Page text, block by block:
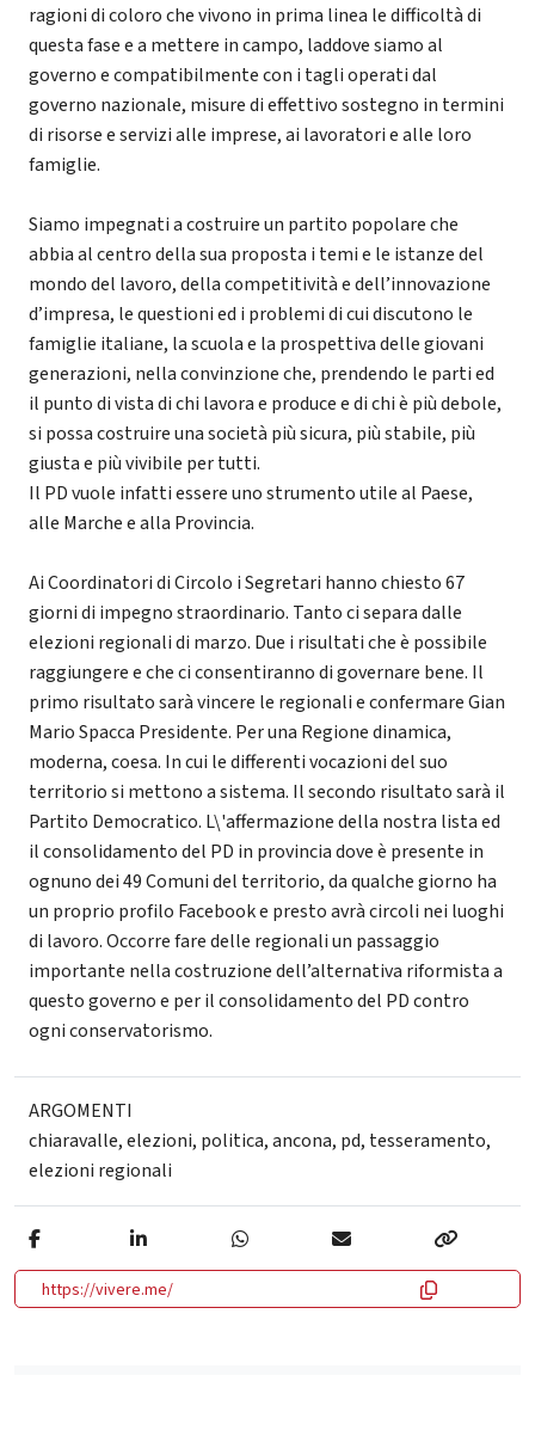
ragioni di coloro che vivono in prima linea le difficoltà di
questa fase e a mettere in campo, laddove siamo al
governo e compatibilmente con i tagli operati dal
governo nazionale, misure di effettivo sostegno in termini
di risorse e servizi alle imprese, ai lavoratori e alle loro
famiglie.
Siamo impegnati a costruire un partito popolare che
abbia al centro della sua proposta i temi e le istanze del
mondo del lavoro, della competitività e dell’innovazione
d’impresa, le questioni ed i problemi di cui discutono le
famiglie italiane, la scuola e la prospettiva delle giovani
generazioni, nella convinzione che, prendendo le parti ed
il punto di vista di chi lavora e produce e di chi è più debole,
si possa costruire una società più sicura, più stabile, più
giusta e più vivibile per tutti.
Il PD vuole infatti essere uno strumento utile al Paese,
alle Marche e alla Provincia.
Ai Coordinatori di Circolo i Segretari hanno chiesto 67
giorni di impegno straordinario. Tanto ci separa dalle
elezioni regionali di marzo. Due i risultati che è possibile
raggiungere e che ci consentiranno di governare bene. Il
primo risultato sarà vincere le regionali e confermare Gian
Mario Spacca Presidente. Per una Regione dinamica,
moderna, coesa. In cui le differenti vocazioni del suo
territorio si mettono a sistema. Il secondo risultato sarà il
Partito Democratico. L\'affermazione della nostra lista ed
il consolidamento del PD in provincia dove è presente in
ognuno dei 49 Comuni del territorio, da qualche giorno ha
un proprio profilo Facebook e presto avrà circoli nei luoghi
di lavoro. Occorre fare delle regionali un passaggio
importante nella costruzione dell’alternativa riformista a
questo governo e per il consolidamento del PD contro
ogni conservatorismo.
ARGOMENTI
chiaravalle,elezioni, politica,ancona, pd, tesseramento,
elezioni regionali
https://vivere.me/